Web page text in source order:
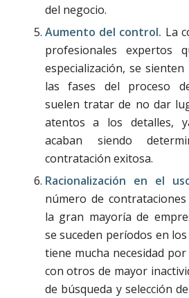
del negocio.
Aumento del control. La
profesionales expertos
especialización, se
las fases del proceso
suelen tratar de no dar
atentos a los detalles,
acaban siendo
contratación exitosa.
Racionalización en el
número de
la gran mayoría de
se suceden períodos en
tiene mucha necesidad
con otros de mayor
de búsqueda y selección